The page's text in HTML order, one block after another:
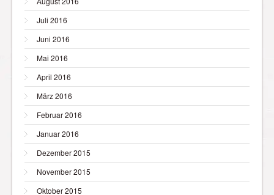
Juli 2016
Juni 2016
Mai 2016
April 2016
März 2016
Februar 2016
Januar 2016
Dezember 2015
November 2015
Oktober 2015